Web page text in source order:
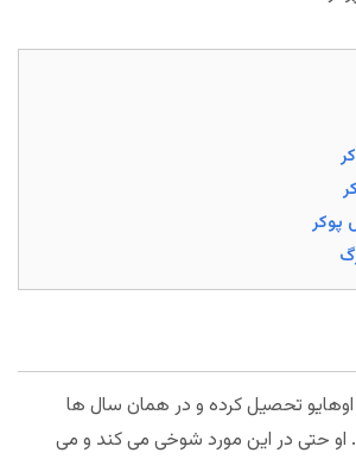
پوکر
تحصیل کرده و در همان سال ها
او حتی در این مورد شوخی می کند و می